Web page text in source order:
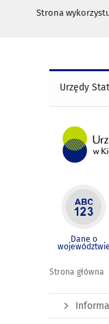
Strona
Urzędy
Dane o
województwie
Strona główna